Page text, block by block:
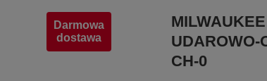
Darmowa
dostawa
UDAROWO-
CH-0